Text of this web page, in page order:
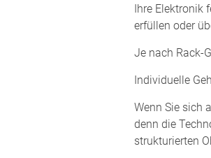
Ihre Elektronik
erfüllen oder
Je nach Rack-
Individuelle
Wenn Sie sich
denn die
strukturierten